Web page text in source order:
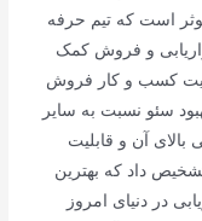
است که تیم حرفه
و فروش کمک
کسب و کار فروش
سئو نسبت به سایر
بالای آن و قابلیت
داد که بهترین
در دنیای امروز